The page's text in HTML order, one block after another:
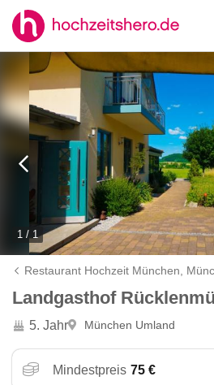
1 / 1
Restaurant Hochzeit München,
Landgasthof
5. Jahr München Umland
Mindestpreis 75 €